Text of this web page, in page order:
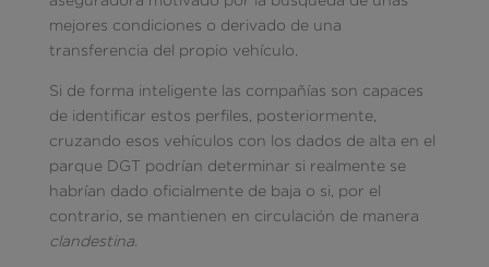
mejores condiciones o derivado de una
transferencia del propio vehículo.
Si de forma inteligente las compañías son capaces
de identificar estos perfiles, posteriormente,
cruzando esos vehículos con los dados de alta en el
parque DGT podrían determinar si realmente se
habrían dado oficialmente de baja o si, por el
contrario, se mantienen en circulación de manera
clandestina.